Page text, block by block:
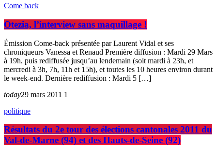
Come back
Otezia, l’interview sans maquillage !
Émission Come-back présentée par Laurent Vidal et ses
chroniqueurs Vanessa et Renaud Première diffusion : Mardi 29 Mars
à 19h, puis rediffusée jusqu’au lendemain (soit mardi à 23h, et
mercredi à 3h, 7h, 11h et 15h), et toutes les 10 heures environ durant
le week-end. Dernière rediffusion : Mardi 5 […]
today29 mars 2011 1
politique
Résultats du 2e tour des élections cantonales 2011 du
Val-de-Marne (94) et des Hauts-de-Seine (92)